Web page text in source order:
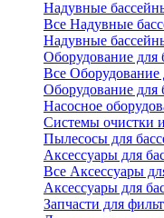
Надувные
Все Надувные
Надувные
Оборудование для
Все Оборудование
Оборудование для
Насосное
Системы очистки
Пылесосы для
Аксессуары для
Все Аксессуары
Аксессуары для
Запчасти для